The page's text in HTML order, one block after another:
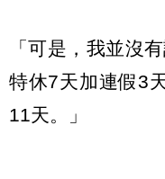
「可是，我並沒
特休7天加連假3
11天。」